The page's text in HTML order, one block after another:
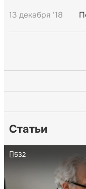
13 декабря '18
Статьи
532